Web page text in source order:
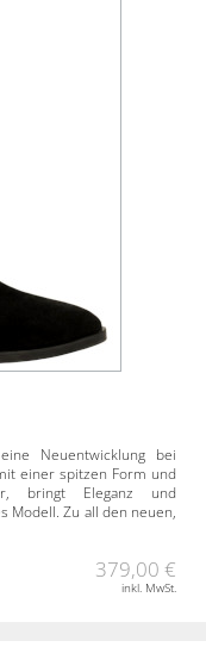
Neuentwicklung bei
einer spitzen Form und
bringt Eleganz und
Modell. Zu all den neuen,
379,00 €
inkl. MwSt.